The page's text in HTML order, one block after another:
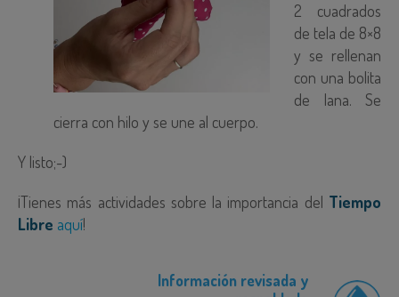
2 cuadrados
de tela de 8×8
y se rellenan
con una bolita
de lana. Se
cierra con hilo y se une al cuerpo.
Y listo;-)
¡Tienes más actividades sobre la importancia del Tiempo
Libre aquí!
Información revisada y